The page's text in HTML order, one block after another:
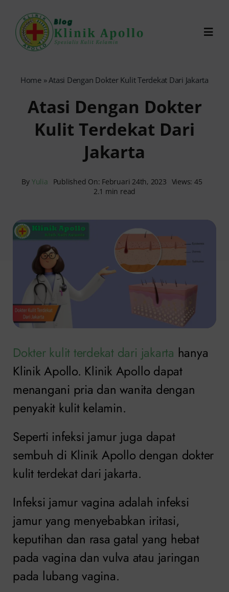
content
0821-1099-9870
for:
Home »Atasi Dengan Dokter Kulit Terdekat Dari Jakarta
Atasi Dengan Dokter
Kulit Terdekat Dari
Jakarta
By Yulia Published On: Februari 24th, 2023 Views: 45
2.1 min read
Dokter kulit terdekat dari jakarta hanya
Klinik Apollo. Klinik Apollo dapat
menangani pria dan wanita dengan
penyakit kulit kelamin.
Seperti infeksi jamur juga dapat
sembuh di Klinik Apollo dengan dokter
kulit terdekat dari jakarta.
Infeksi jamur vagina adalah infeksi
jamur yang menyebabkan iritasi,
keputihan dan rasa gatal yang hebat
pada vagina dan vulva atau jaringan
pada lubang vagina.